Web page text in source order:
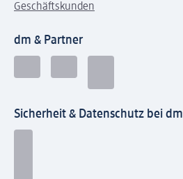
Geschäftskunden
dm & Partner
Sicherheit & Datenschutz bei dm